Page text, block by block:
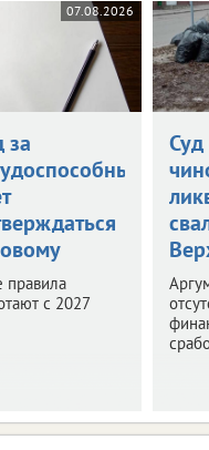
07.08.2026
за
правила
с 2027
Суд